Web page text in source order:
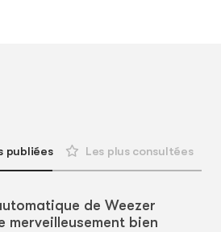
publiées Les plus consultées
de Weezer
merveilleusement bien